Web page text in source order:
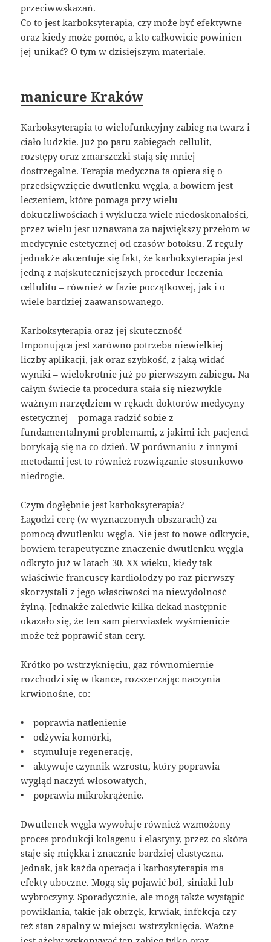
przeciwwskazań.
Co to jest karboksyterapia, czy może być efektywne
oraz kiedy może pomóc, a kto całkowicie powinien
jej unikać? O tym w dzisiejszym materiale.
manicure Kraków
Karboksyterapia to wielofunkcyjny zabieg na twarz i
ciało ludzkie. Już po paru zabiegach cellulit,
rozstępy oraz zmarszczki stają się mniej
dostrzegalne. Terapia medyczna ta opiera się o
przedsięwzięcie dwutlenku węgla, a bowiem jest
leczeniem, które pomaga przy wielu
dokuczliwościach i wyklucza wiele niedoskonałości,
przez wielu jest uznawana za największy przełom w
medycynie estetycznej od czasów botoksu. Z reguły
jednakże akcentuje się fakt, że karboksyterapia jest
jedną z najskuteczniejszych procedur leczenia
cellulitu – również w fazie początkowej, jak i o
wiele bardziej zaawansowanego.
Karboksyterapia oraz jej skuteczność
Imponująca jest zarówno potrzeba niewielkiej
liczby aplikacji, jak oraz szybkość, z jaką widać
wyniki – wielokrotnie już po pierwszym zabiegu. Na
całym świecie ta procedura stała się niezwykle
ważnym narzędziem w rękach doktorów medycyny
estetycznej – pomaga radzić sobie z
fundamentalnymi problemami, z jakimi ich pacjenci
borykają się na co dzień. W porównaniu z innymi
metodami jest to również rozwiązanie stosunkowo
niedrogie.
Czym dogłębnie jest karboksyterapia?
Łagodzi cerę (w wyznaczonych obszarach) za
pomocą dwutlenku węgla. Nie jest to nowe odkrycie,
bowiem terapeutyczne znaczenie dwutlenku węgla
odkryto już w latach 30. XX wieku, kiedy tak
właściwie francuscy kardiolodzy po raz pierwszy
skorzystali z jego właściwości na niewydolność
żylną. Jednakże zaledwie kilka dekad następnie
okazało się, że ten sam pierwiastek wyśmienicie
może też poprawić stan cery.
Krótko po wstrzyknięciu, gaz równomiernie
rozchodzi się w tkance, rozszerzając naczynia
krwionośne, co:
• poprawia natlenienie
• odżywia komórki,
• stymuluje regenerację,
• aktywuje czynnik wzrostu, który poprawia
wygląd naczyń włosowatych,
• poprawia mikrokrążenie.
Dwutlenek węgla wywołuje również wzmożony
proces produkcji kolagenu i elastyny, przez co skóra
staje się miękka i znacznie bardziej elastyczna.
Jednak, jak każda operacja i karbosyterapia ma
efekty uboczne. Mogą się pojawić ból, siniaki lub
wybroczyny. Sporadycznie, ale mogą także wystąpić
powikłania, takie jak obrzęk, krwiak, infekcja czy
też stan zapalny w miejscu wstrzyknięcia. Ważne